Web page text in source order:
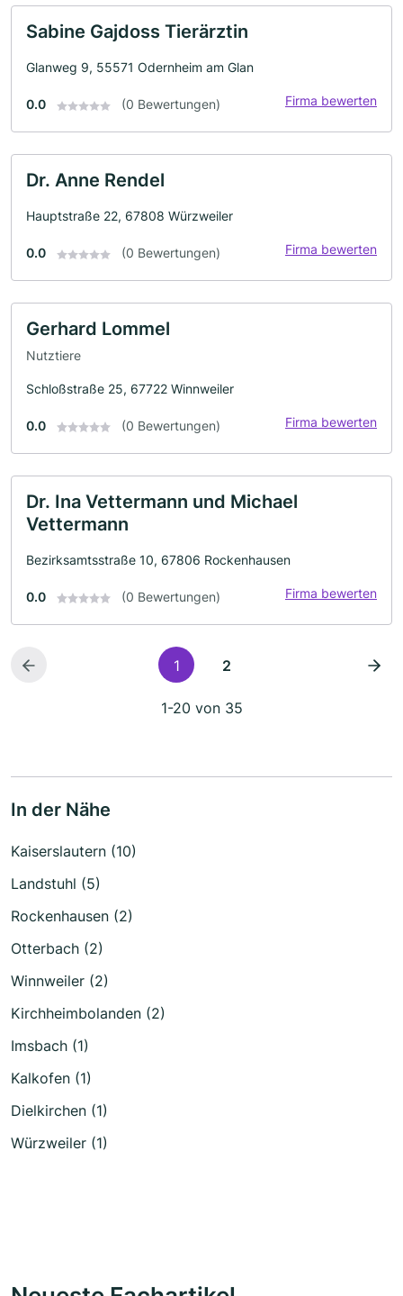
Sabine Gajdoss Tierärztin
Glanweg 9, 55571 Odernheim am Glan
0.0 (0 Bewertungen) Firma bewerten
Dr. Anne Rendel
Hauptstraße 22, 67808 Würzweiler
0.0 (0 Bewertungen) Firma bewerten
Gerhard Lommel
Nutztiere
Schloßstraße 25, 67722 Winnweiler
0.0 (0 Bewertungen) Firma bewerten
Dr. Ina Vettermann und Michael
Vettermann
Bezirksamtsstraße 10, 67806 Rockenhausen
0.0 (0 Bewertungen) Firma bewerten
1 2
1-20 von 35
In der Nähe
Kaiserslautern (10)
Landstuhl (5)
Rockenhausen (2)
Otterbach (2)
Winnweiler (2)
Kirchheimbolanden (2)
Imsbach (1)
Kalkofen (1)
Dielkirchen (1)
Würzweiler (1)